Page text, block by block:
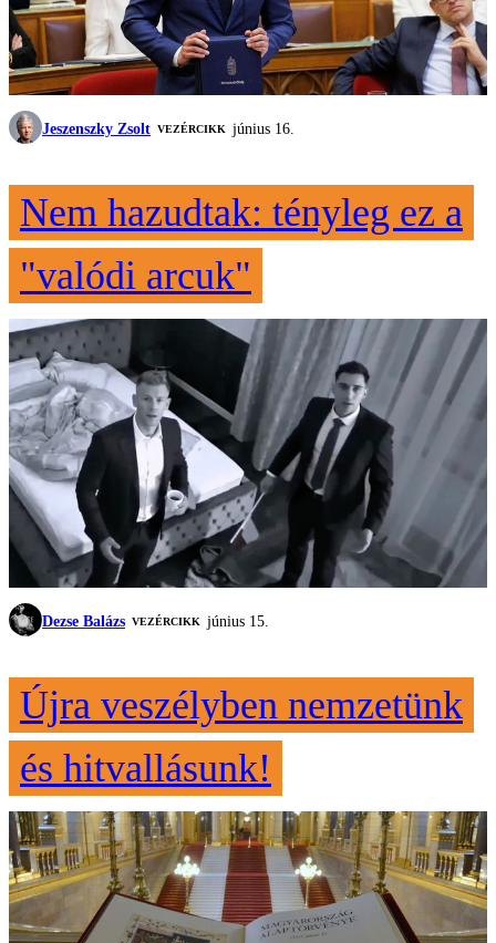
Jeszenszky Zsolt VEZÉRCIKK június 16.
Nem hazudtak: tényleg ez a
"valódi arcuk"
Dezse Balázs VEZÉRCIKK június 15.
Újra veszélyben nemzetünk
és hitvallásunk!